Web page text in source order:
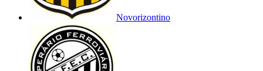
Novorizontino